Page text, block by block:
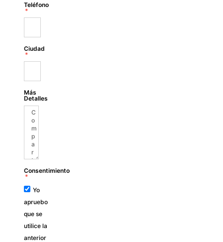
Teléfono
Ciudad
Más
Detalles
Consentimiento
Yo
apruebo
que se
utilice la
anterior